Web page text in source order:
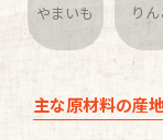
やまいも り
主な原材料の産